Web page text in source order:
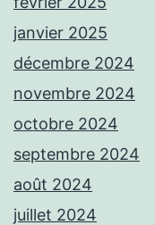
janvier 2025
décembre 2024
novembre 2024
octobre 2024
septembre 2024
août 2024
juillet 2024